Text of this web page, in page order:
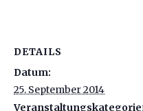
DETAILS
Datum:
25. September 2014